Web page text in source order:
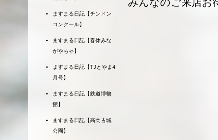
ますまる日記【チンドン
コンクール】
ますまる日記【春休みな
がやちゃ】
ますまる日記【TJとやま4
月号】
ますまる日記【鉄道博物
館】
ますまる日記【高岡古城
公園】